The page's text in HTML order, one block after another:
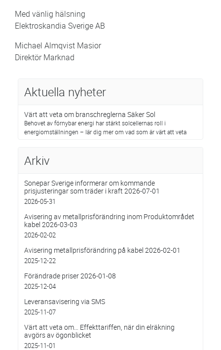
Med vänlig hälsning
Elektroskandia Sverige AB
Michael Almqvist Masior
Direktör Marknad
Aktuella nyheter
Värt att veta om branschreglerna Säker Sol
Behovet av förnybar energi har stärkt solcellernas roll i
energiomställningen – lär dig mer om vad som är värt att veta
Arkiv
Sonepar Sverige informerar om kommande
prisjusteringar som träder i kraft 2026-07-01
2026-05-31
Avisering av metallprisförändring inom Produktområdet
kabel 2026-03-03
2026-02-02
Avisering metallprisförändring på kabel 2026-02-01
2025-12-22
Förändrade priser 2026-01-08
2025-12-04
Leveransavisering via SMS
2025-11-07
Värt att veta om… Effekttariffen, när din elräkning
avgörs av ögonblicket
2025-11-01